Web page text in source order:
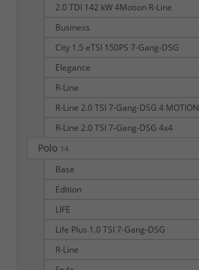
2.0 TDI 142 kW 4Motion R-Line
Business
City 1.5 eTSI 150PS 7-Gang-DSG
Elegance
R-Line
R-Line 2.0 TSI 7-Gang-DSG 4 MOTION
R-Line 2.0 TSI 7-Gang-DSG 4x4
Polo 14
Base
Edition
LIFE
Life Plus 1.0 TSI 7-Gang-DSG
R-Line